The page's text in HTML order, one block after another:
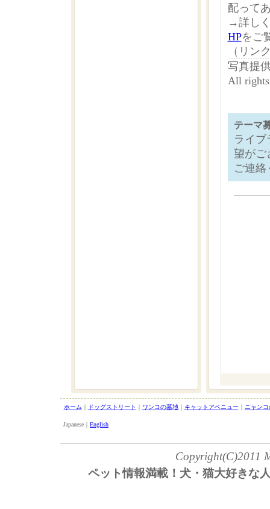
配って
→詳し
HPをご
（リン
写真提
All
テーマ
ライ
望がご
ご連絡
ホーム ｜ ドッグストリート ｜ ワンコの墓地｜ キャットアベニュー ｜ ニャン
Japanese｜ English
Copyright(C)2011
ペット情報満載！犬・猫大好きな